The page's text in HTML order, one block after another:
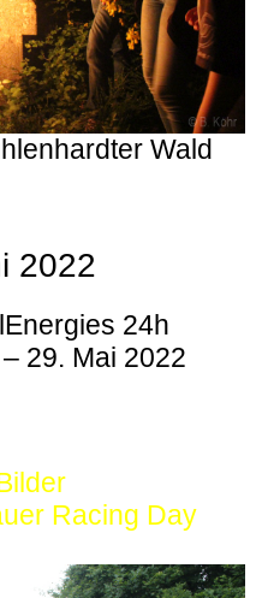
Wald
2022
24h
29. Mai 2022
Racing Day